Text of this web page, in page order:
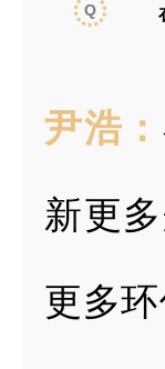
Q
尹浩：
新更
更多